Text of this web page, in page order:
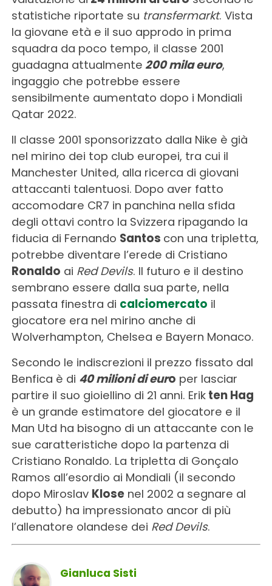
statistiche riportate su transfermarkt. Vista
la giovane età e il suo approdo in prima
squadra da poco tempo, il classe 2001
guadagna attualmente 200 mila euro,
ingaggio che potrebbe essere
sensibilmente aumentato dopo i Mondiali
Qatar 2022.
Il classe 2001 sponsorizzato dalla Nike è già
nel mirino dei top club europei, tra cui il
Manchester United, alla ricerca di giovani
attaccanti talentuosi. Dopo aver fatto
accomodare CR7 in panchina nella sfida
degli ottavi contro la Svizzera ripagando la
fiducia di Fernando Santos con una tripletta,
potrebbe diventare l’erede di Cristiano
Ronaldo ai Red Devils. Il futuro e il destino
sembrano essere dalla sua parte, nella
passata finestra di calciomercato il
giocatore era nel mirino anche di
Wolverhampton, Chelsea e Bayern Monaco.
Secondo le indiscrezioni il prezzo fissato dal
Benfica è di 40 milioni di euro per lasciar
partire il suo gioiellino di 21 anni. Erikten Hag
è un grande estimatore del giocatore e il
Man Utd ha bisogno di un attaccante con le
sue caratteristiche dopo la partenza di
Cristiano Ronaldo. La tripletta di Gonçalo
Ramos all’esordio ai Mondiali (il secondo
dopo Miroslav Klosenel 2002 a segnare al
debutto) ha impressionato ancor di più
l’allenatore olandese dei Red Devils.
Gianluca Sisti